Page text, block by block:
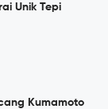
Unik Tepi
Kumamoto